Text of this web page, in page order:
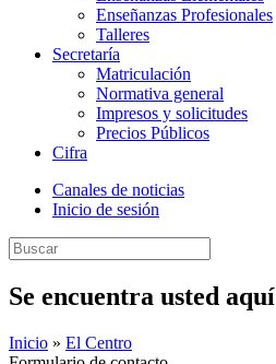
Enseñanzas Profesionales
Talleres
Secretaría
Matriculación
Normativa general
Impresos y solicitudes
Precios Públicos
Cifra
Canales de noticias
Inicio de sesión
Se encuentra usted aquí
Inicio » El Centro